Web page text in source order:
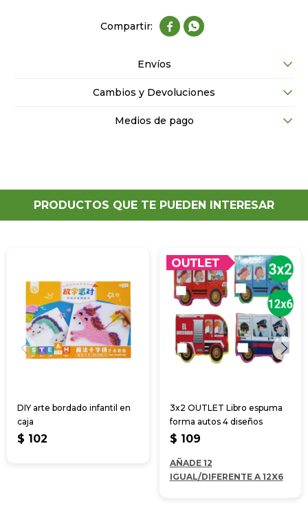
 
Envíos
Cambios y Devoluciones
Medios de pago
PRODUCTOS QUE TE PUEDEN INTERESAR
DIY arte bordado infantil en
caja
$ 102
3x2 OUTLET Libro espuma
forma autos 4 diseños
$ 109
AÑADE 12
IGUAL/DIFERENTE A 12X6